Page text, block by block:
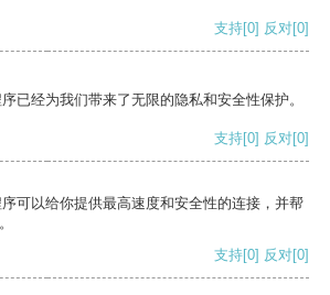
支持[0] 反对[0]
已经为我们带来了无限的隐私和安全性保护。
支持[0] 反对[0]
可以给你提供最高速度和安全性的连接，并帮
支持[0] 反对[0]